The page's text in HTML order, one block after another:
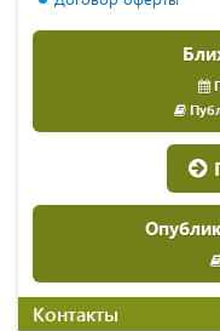
Контакты